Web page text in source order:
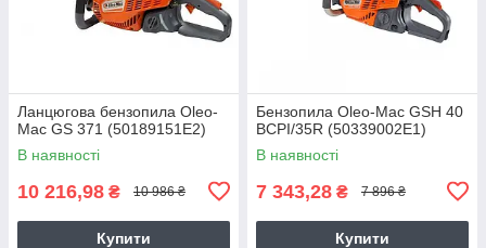
Ланцюгова бензопила Oleo-
Мас GS 371 (50189151E2)
В наявності
10 216,98 ₴ 10 986 ₴
Купити
Бензопила Oleo-Mac GSH 40
BCPI/35R (50339002E1)
В наявності
7 343,28 ₴ 7 896 ₴
Купити